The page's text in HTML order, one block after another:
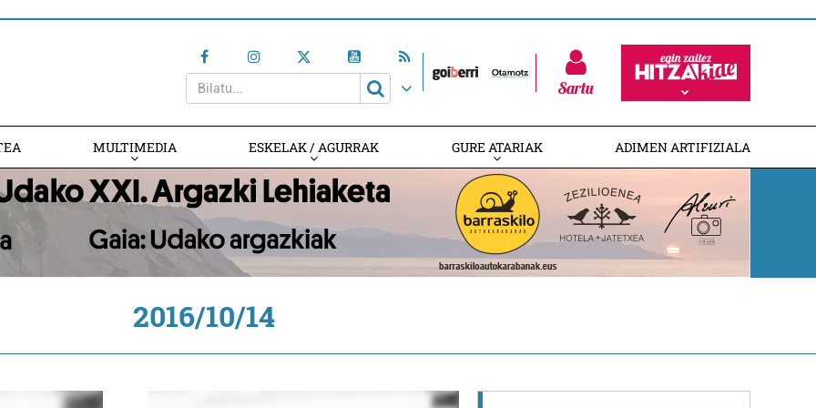
Sartu
MULTIMEDIA ESKELAK / AGURRAK GURE ATARIAK ADIMEN ARTIFIZIALA
2016/10/14